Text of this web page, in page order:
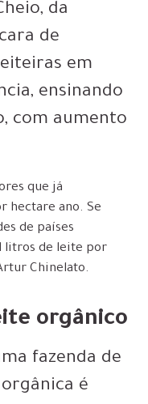
da
de
em
ensinando
com aumento
que já
hectare ano. Se
de países
litros de leite por
Chinelato.
orgânico
fazenda de
é